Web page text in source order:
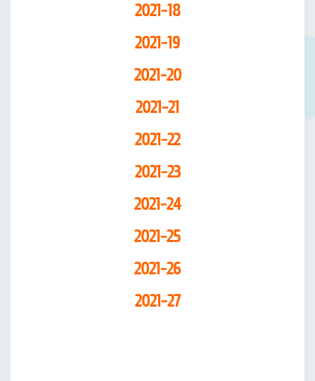
2021-18
2021-19
2021-20
2021-21
2021-22
2021-23
2021-24
2021-25
2021-26
2021-27